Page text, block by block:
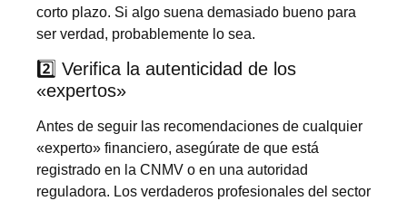
corto plazo. Si algo suena demasiado bueno para
ser verdad, probablemente lo sea.
2️⃣ Verifica la autenticidad de los
«expertos»
Antes de seguir las recomendaciones de cualquier
«experto» financiero, asegúrate de que está
registrado en la CNMV o en una autoridad
reguladora. Los verdaderos profesionales del sector